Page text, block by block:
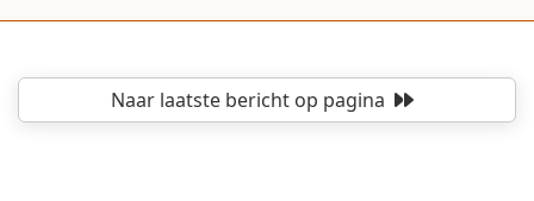
Naar laatste berichtop pagina